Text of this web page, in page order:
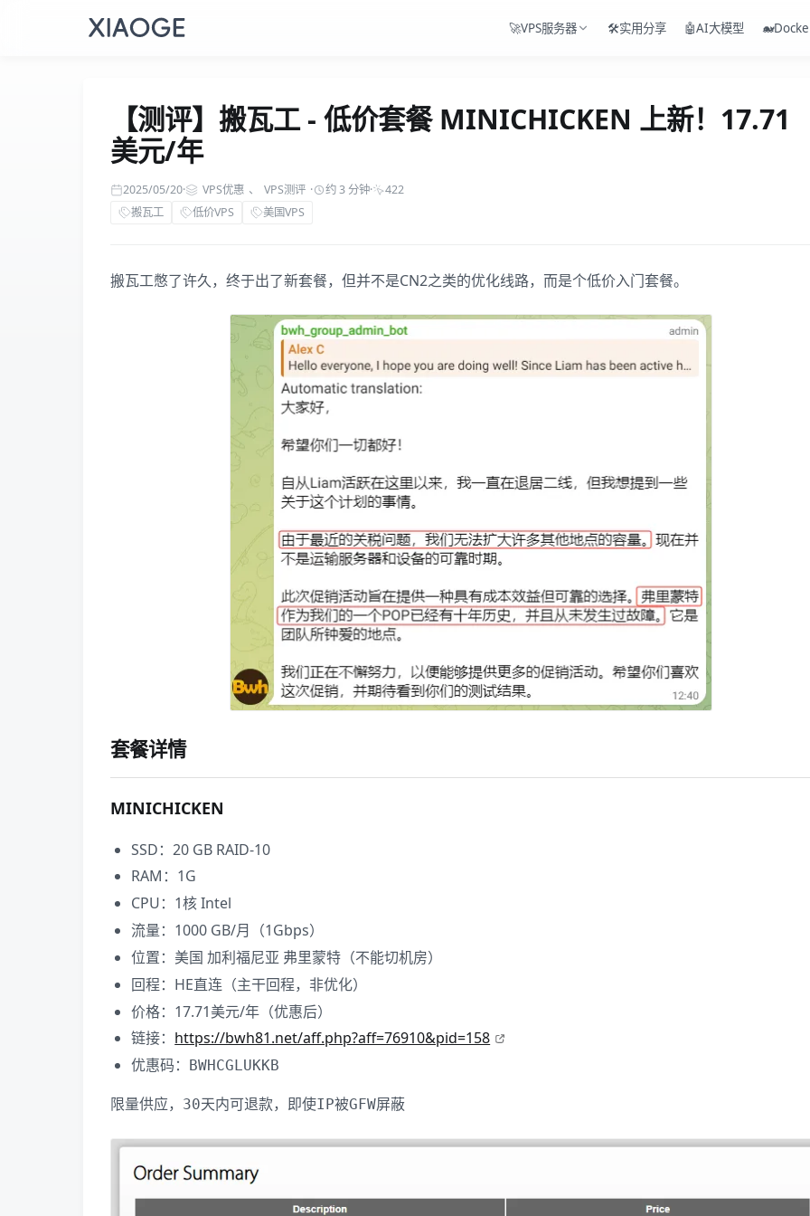
🚀VPS服务器 🛠️实用分享 🤖AI大模型
【测评】搬瓦工 - 低价套餐 MINICHICKEN 上新！17.71
美元/年
2025/05/20· VPS优惠 、 VPS测评 · 约 3 分钟·
422
搬瓦工
低价VPS 美国VPS
搬瓦工憋了许久，终于出了新套餐，但并不是CN2之类的优化线路，而是个低价入门套餐。
套餐详情
MINICHICKEN
SSD：20 GB RAID-10
RAM：1G
CPU：1核 Intel
流量：1000 GB/月（1Gbps）
位置：美国 加利福尼亚 弗里蒙特（不能切机房）
回程：HE直连（主干回程，非优化）
价格：17.71美元/年（优惠后）
链接： https://bwh81.net/aff.php?aff=76910&pid=158
优惠码：
BWHCGLUKKB
限量供应，30天内可退款，即使IP被GFW屏蔽